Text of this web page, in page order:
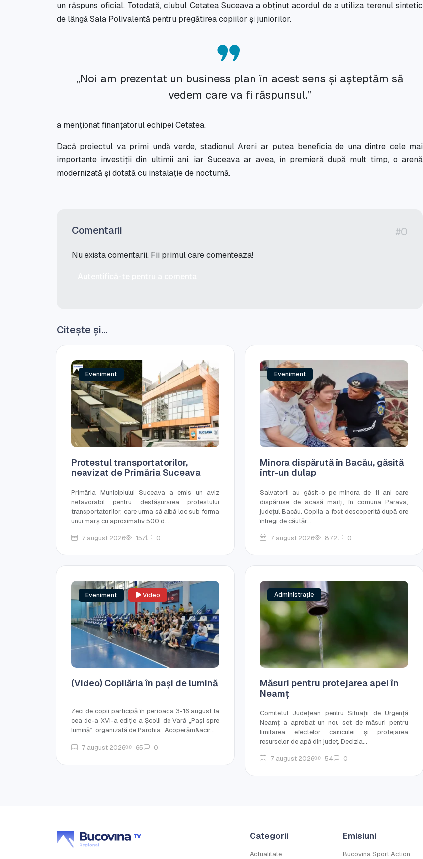
un răspuns oficial. Totodată, clubul Cetatea Suceava a obținut acordul de a utiliza terenul sintetic
de lângă Sala Polivalentă pentru pregătirea copiilor și juniorilor.
„Noi am prezentat un business plan în acest sens și așteptăm să
vedem care va fi răspunsul.”
a menționat finanțatorul echipei Cetatea.
Dacă proiectul va primi undă verde, stadionul Areni ar putea beneficia de una dintre cele mai
importante investiții din ultimii ani, iar Suceava ar avea, în premieră după mult timp, o arenă
modernizată și dotată cu instalație de nocturnă.
Comentarii #0
Nu exista comentarii. Fii primul care comenteaza!
Citește și...
Eveniment
Protestul transportatorilor,
neavizat de Primăria Suceava
Primăria Municipiului Suceava a emis un aviz
nefavorabil pentru desfășurarea protestului
transportatorilor, care urma să aibă loc sub forma
unui marș cu aproximativ 500 d...
7 august 2026
157 0
Eveniment
Minora dispărută în Bacău, găsită
într-un dulap
Salvatorii au găsit-o pe minora de 11 ani care
dispăruse de acasă marți, în comuna Parava,
județul Bacău. Copila a fost descoperită după ore
întregi de căutăr...
7 august 2026
872 0
Eveniment Video
(Video) Copilăria în pași de lumină
Zeci de copii participă în perioada 3-16 august la
cea de-a XVI-a ediție a Școlii de Vară „Pași spre
lumină”, organizată de Parohia „Acoperăm&acir...
7 august 2026 65 0
Administrație
Măsuri pentru protejarea apei în
Neamț
Comitetul Județean pentru Situații de Urgență
Neamț a aprobat un nou set de măsuri pentru
limitarea efectelor caniculei și protejarea
resurselor de apă din județ. Decizia...
7 august 2026
54 0
Categorii
Actualitate
Emisiuni
Bucovina Sport Action